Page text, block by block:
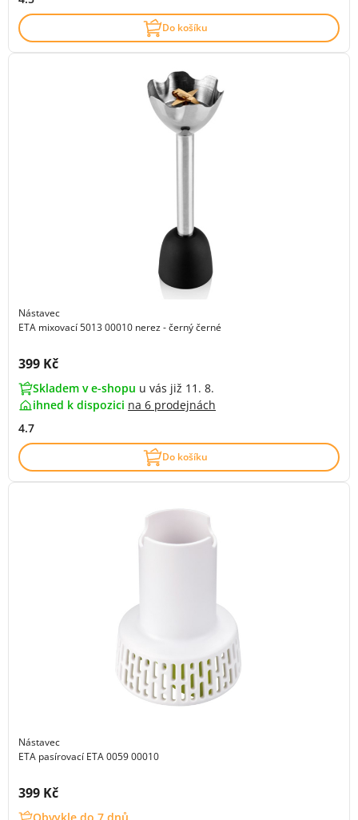
Do košíku
Nástavec
ETA mixovací 5013 00010 nerez - černý černé
Cena s DPH:
399 Kč
Skladem v e-shopu u vás již 11. 8.
ihned k dispozici na 6 prodejnách
4.7
Do košíku
Nástavec
ETA pasírovací ETA 0059 00010
Cena s DPH:
399 Kč